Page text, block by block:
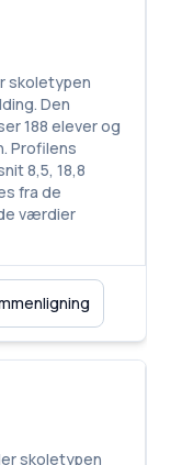
skoletypen
Den
188 elever og
Profilens
8,5, 18,8
fra de
værdier
skoletypen